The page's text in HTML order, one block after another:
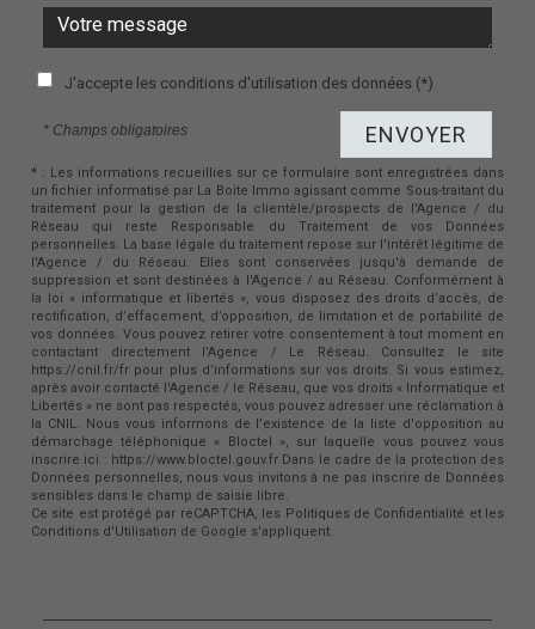
J'accepte les conditions d'utilisation des données (*)
* Champs obligatoires ENVOYER
* : Les informations recueillies sur ce formulaire sont enregistrées dans
un fichier informatisé par La Boite Immo agissant comme Sous-traitant du
traitement pour la gestion de la clientèle/prospects de l'Agence / du
Réseau qui reste Responsable du Traitement de vos Données
personnelles. La base légale du traitement repose sur l'intérêt légitime de
l'Agence / du Réseau. Elles sont conservées jusqu'à demande de
suppression et sont destinées à l'Agence / au Réseau. Conformément à
la loi « informatique et libertés », vous disposez des droits d’accès, de
rectification, d’effacement, d’opposition, de limitation et de portabilité de
vos données. Vous pouvez retirer votre consentement à tout moment en
contactant directement l’Agence / Le Réseau. Consultez le site
https://cnil.fr/fr pour plus d’informations sur vos droits. Si vous estimez,
après avoir contacté l'Agence / le Réseau, que vos droits « Informatique et
Libertés » ne sont pas respectés, vous pouvez adresser une réclamation à
la CNIL. Nous vous informons de l’existence de la liste d'opposition au
démarchage téléphonique « Bloctel », sur laquelle vous pouvez vous
inscrire ici : https://www.bloctel.gouv.fr Dans le cadre de la protection des
Données personnelles, nous vous invitons à ne pas inscrire de Données
sensibles dans le champ de saisie libre.
Ce site est protégé par reCAPTCHA, les Politiques de Confidentialité et les
Conditions d'Utilisation de Google s'appliquent.